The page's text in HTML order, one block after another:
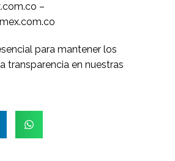
–
para mantener los
transparencia en nuestras